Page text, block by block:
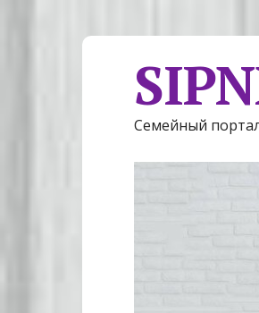
Семейный